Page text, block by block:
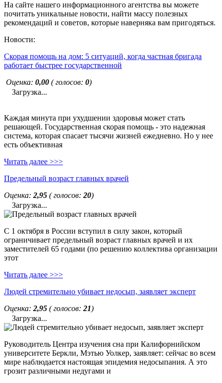
На сайте нашего информационного агентства вы можете
почитать уникальные новости, найти массу полезных
рекомендаций и советов, которые наверняка вам пригодяться.
Новости:
Скорая помощь на дом: 5 ситуаций, когда частная бригада
работает быстрее государственной
Оценка: 0,00 ( голосов: 0)
Загрузка...
Каждая минута при ухудшении здоровья может стать
решающей. Государственная скорая помощь - это надежная
система, которая спасает тысячи жизней ежедневно. Но у нее
есть объективная
Читать далее >>>
Предельный возраст главных врачей
Оценка: 2,95 ( голосов: 20)
Загрузка...
С 1 октября в России вступил в силу закон, который
ограничивает предельный возраст главных врачей и их
заместителей 65 годами (по решению коллектива организации
этот
Читать далее >>>
Людей стремительно убивает недосып, заявляет эксперт
Оценка: 2,95 ( голосов: 21)
Загрузка...
Руководитель Центра изучения сна при Калифорнийском
университете Беркли, Мэтью Уолкер, заявляет: сейчас во всем
мире наблюдается настоящая эпидемия недосыпания. А это
грозит различными недугами и